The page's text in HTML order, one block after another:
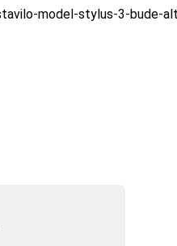
model-stylus-3-bude-